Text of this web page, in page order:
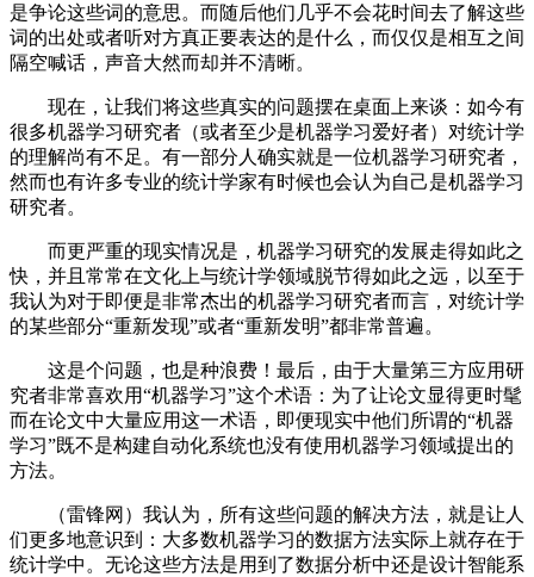
是争论这些词的意思。而随后他们几乎不会花时间去了解这些
词的出处或者听对方真正要表达的是什么，而仅仅是相互之间
隔空喊话，声音大然而却并不清晰。
现在，让我们将这些真实的问题摆在桌面上来谈：如今有
很多机器学习研究者（或者至少是机器学习爱好者）对统计学
的理解尚有不足。有一部分人确实就是一位机器学习研究者，
然而也有许多专业的统计学家有时候也会认为自己是机器学习
研究者。
而更严重的现实情况是，机器学习研究的发展走得如此之
快，并且常常在文化上与统计学领域脱节得如此之远，以至于
我认为对于即便是非常杰出的机器学习研究者而言，对统计学
的某些部分“重新发现”或者“重新发明”都非常普遍。
这是个问题，也是种浪费！最后，由于大量第三方应用研
究者非常喜欢用“机器学习”这个术语：为了让论文显得更时髦
而在论文中大量应用这一术语，即便现实中他们所谓的“机器
学习”既不是构建自动化系统也没有使用机器学习领域提出的
方法。
（雷锋网）我认为，所有这些问题的解决方法，就是让人
们更多地意识到：大多数机器学习的数据方法实际上就存在于
统计学中。无论这些方法是用到了数据分析中还是设计智能系